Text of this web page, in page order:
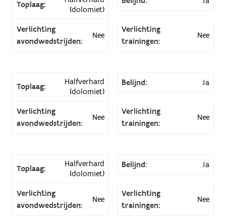
Toplaag:
(dolomiet)
Verlichting
avondwedstrijden:
Nee
Verlichting
trainingen:
Nee
Toplaag:
Halfverhard
(dolomiet)
Belijnd: Ja
Verlichting
avondwedstrijden:
Nee
Verlichting
trainingen:
Nee
Toplaag:
Halfverhard
(dolomiet)
Belijnd: Ja
Verlichting
avondwedstrijden:
Nee
Verlichting
trainingen:
Nee